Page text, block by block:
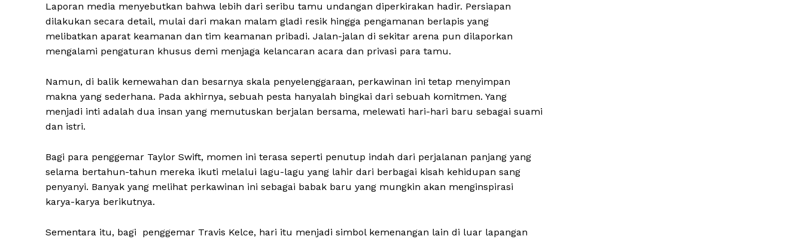
Laporan media menyebutkan bahwa lebih dari seribu tamu undangan diperkirakan hadir. Persiapan
dilakukan secara detail, mulai dari makan malam gladi resik hingga pengamanan berlapis yang
melibatkan aparat keamanan dan tim keamanan pribadi. Jalan-jalan di sekitar arena pun dilaporkan
mengalami pengaturan khusus demi menjaga kelancaran acara dan privasi para tamu.
Namun, di balik kemewahan dan besarnya skala penyelenggaraan, perkawinan ini tetap menyimpan
makna yang sederhana. Pada akhirnya, sebuah pesta hanyalah bingkai dari sebuah komitmen. Yang
menjadi inti adalah dua insan yang memutuskan berjalan bersama, melewati hari-hari baru sebagai suami
dan istri.
Bagi para penggemar Taylor Swift, momen ini terasa seperti penutup indah dari perjalanan panjang yang
selama bertahun-tahun mereka ikuti melalui lagu-lagu yang lahir dari berbagai kisah kehidupan sang
penyanyi. Banyak yang melihat perkawinan ini sebagai babak baru yang mungkin akan menginspirasi
karya-karya berikutnya.
Sementara itu, bagi penggemar Travis Kelce, hari itu menjadi simbol kemenangan lain di luar lapangan